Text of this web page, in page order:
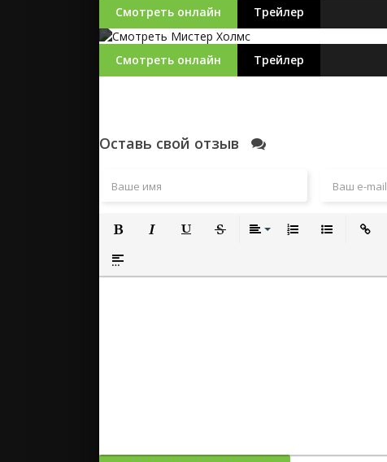
Смотреть онлайн Трейлер
Смотреть онлайн Трейлер
Оставь свой отзыв
Полужирный
Вставка спойлера